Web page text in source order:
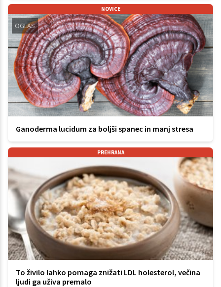
NOVICE
OGLAS
Ganoderma lucidum za boljši spanec in manj stresa
PREHRANA
To živilo lahko pomaga znižati LDL holesterol, večina
ljudi ga uživa premalo